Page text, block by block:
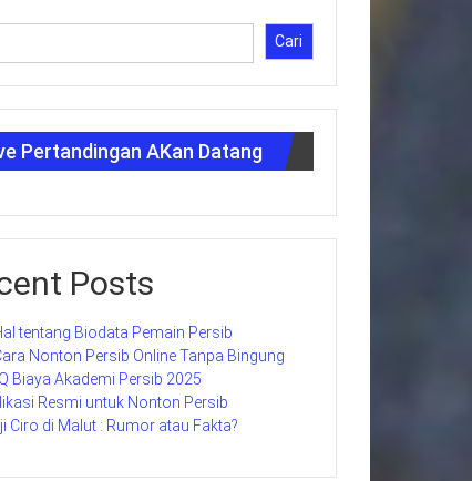
Cari
Pertandingan AKan Datang
Posts
tentang Biodata Pemain Persib
Nonton Persib Online Tanpa Bingung
Biaya Akademi Persib 2025
Resmi untuk Nonton Persib
Ciro di Malut : Rumor atau Fakta?